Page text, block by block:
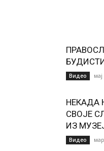
Видео
НЕКАДА
СВОЈЕ
ИЗ
Видео